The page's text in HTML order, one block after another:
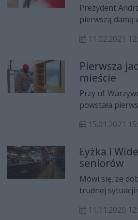
Prezydent
pierwszą damą
Prezydenta RP
się w Zespole
11.02.2021
Pierwsza
mieście
Przy ul.
powstała
zostawiać
potrzeba.
15.01.2021
Łyżka i
seniorów
Mówi się, że
trudnej sytuacji
pandemią
11.11.2020